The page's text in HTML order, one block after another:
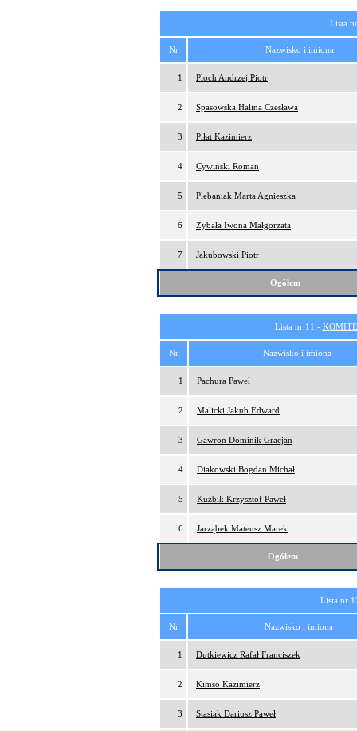
Lista
Nr Nazwisko i imiona
1 Ploch Andrzej Piotr
2 Spasowska Halina Czesława
3 Piłat Kazimierz
4 Cywiński Roman
5 Plebaniak Marta Agnieszka
6 Zybała Iwona Małgorzata
7 Jakubowski Piotr
Ogółem
Lista nr 11 -
Nr Nazwisko i imiona
1 Pachura Paweł
2 Malicki Jakub Edward
3 Gawron Dominik Gracjan
4 Diakowski Bogdan Michał
5 Kuźbik Krzysztof Paweł
6 Jarząbek Mateusz Marek
Ogółem
Lista nr
Nr Nazwisko i imiona
1 Dutkiewicz Rafał Franciszek
2 Kimso Kazimierz
3 Stasiak Dariusz Paweł